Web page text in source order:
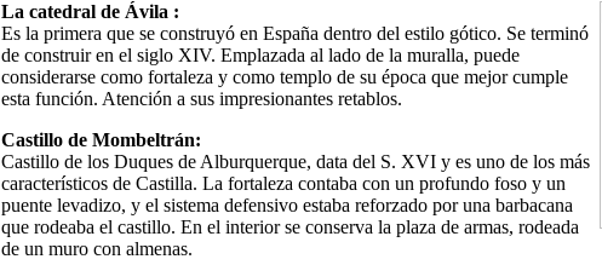
La catedral de Ávila :
Es la primera que se construyó en España dentro del estilo gótico. Se terminó
de construir en el siglo XIV. Emplazada al lado de la muralla, puede
considerarse como fortaleza y como templo de su época que mejor cumple
esta función. Atención a sus impresionantes retablos.
Castillo de Mombeltrán:
Castillo de los Duques de Alburquerque, data del S. XVI y es uno de los más
característicos de Castilla. La fortaleza contaba con un profundo foso y un
puente levadizo, y el sistema defensivo estaba reforzado por una barbacana
que rodeaba el castillo. En el interior se conserva la plaza de armas, rodeada
de un muro con almenas.